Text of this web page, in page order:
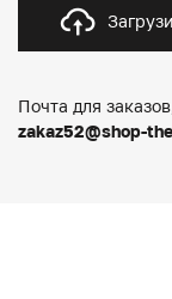
Почта для
zakaz52@shop-